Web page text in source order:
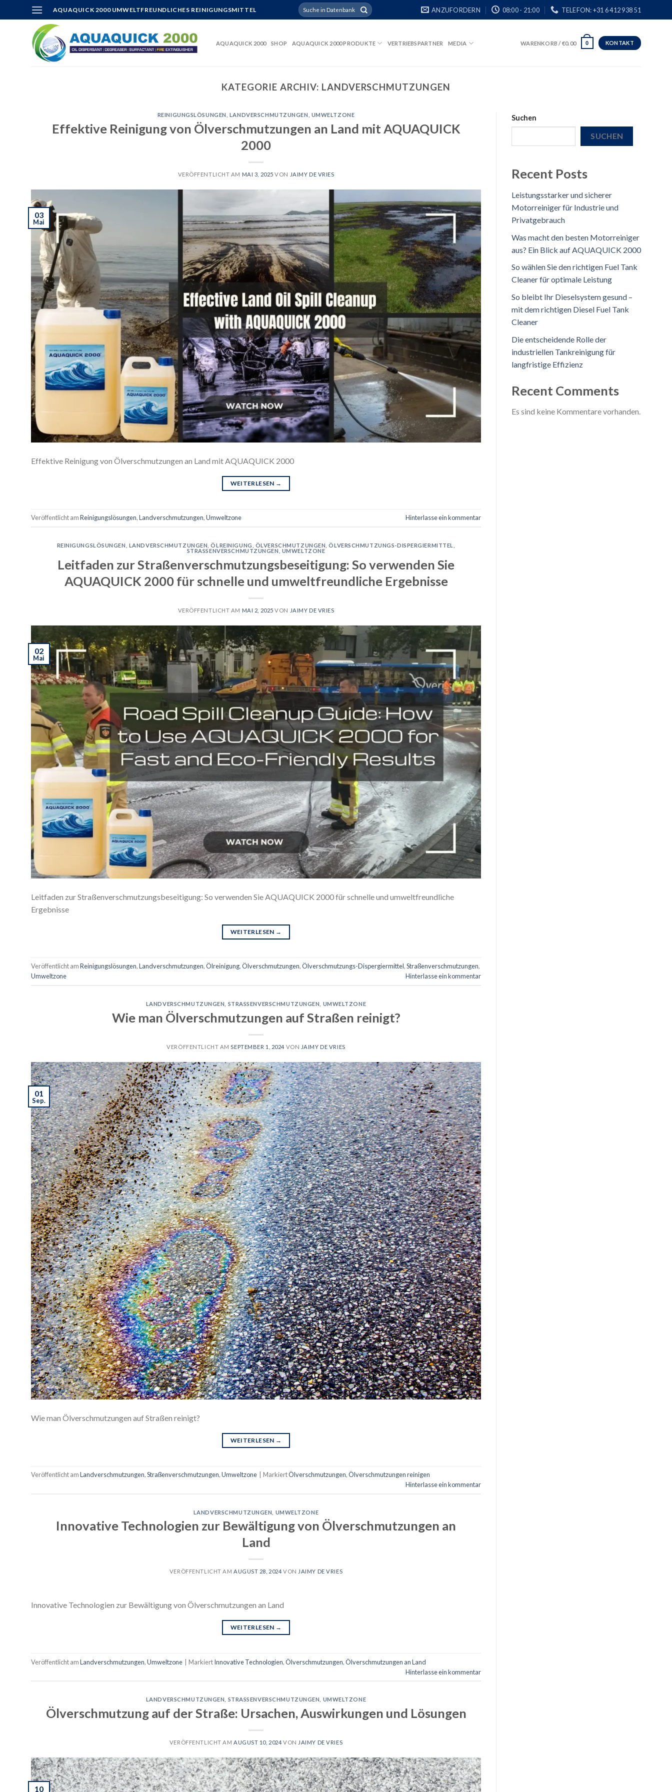
to
AQUAQUICK 2000 UMWELTFREUNDLICHES REINIGUNGSMITTEL
Suchen
nach:
ANZUFORDERN 08:00 - 21:00 TELEFON: +31 6 412 938 51
AQUAQUICK 2000 SHOP AQUAQUICK 2000 PRODUKTE VERTRIEBSPARTNER MEDIA WARENKORB /€0.00 0 KONTAKT
KATEGORIE ARCHIV: LANDVERSCHMUTZUNGEN
REINIGUNGSLÖSUNGEN LANDVERSCHMUTZUNGEN UMWELTZONE
Effektive Reinigung von Ölverschmutzungen an Land mit AQUAQUICK
2000
VERÖFFENTLICHT AM MAI 3, 2025 VON JAIMY DE VRIES
03
Mai
Effektive Reinigung von Ölverschmutzungen an Land mit AQUAQUICK 2000
WEITERLESEN →
Veröffentlicht amReinigungslösungen,Landverschmutzungen,Umweltzone Hinterlasse ein kommentar
REINIGUNGSLÖSUNGEN LANDVERSCHMUTZUNGEN ,ÖLREINIGUNG ÖLVERSCHMUTZUNGEN ,ÖLVERSCHMUTZUNGS-DISPERGIERMITTEL
STRASSENVERSCHMUTZUNGEN
UMWELTZONE
Leitfaden zur Straßenverschmutzungsbeseitigung: So verwenden Sie
AQUAQUICK 2000 für schnelle und umweltfreundliche Ergebnisse
VERÖFFENTLICHT AM MAI 2, 2025 VON JAIMY DE VRIES
02
Mai
Leitfaden zur Straßenverschmutzungsbeseitigung: So verwenden Sie AQUAQUICK 2000 für schnelle und umweltfreundliche
Ergebnisse
WEITERLESEN →
Veröffentlicht amReinigungslösungen,Landverschmutzungen,Ölreinigung,Ölverschmutzungen,Ölverschmutzungs-Dispergiermittel,Straßenverschmutzungen,
Umweltzone
Hinterlasse ein kommentar
LANDVERSCHMUTZUNGEN STRASSENVERSCHMUTZUNGEN UMWELTZONE
Wie man Ölverschmutzungen auf Straßen reinigt?
VERÖFFENTLICHT AM SEPTEMBER 1, 2024 VON JAIMY DE VRIES
01
Sep.
Wie man Ölverschmutzungen auf Straßen reinigt?
WEITERLESEN →
Veröffentlicht amLandverschmutzungen,Straßenverschmutzungen,Umweltzone MarkiertÖlverschmutzungen,Ölverschmutzungen reinigen
Hinterlasse ein kommentar
LANDVERSCHMUTZUNGEN UMWELTZONE
Innovative Technologien zur Bewältigung von Ölverschmutzungen an
Land
VERÖFFENTLICHT AMAUGUST 28, 2024 VON JAIMY DE VRIES
Innovative Technologien zur Bewältigung von Ölverschmutzungen an Land
WEITERLESEN →
Veröffentlicht amLandverschmutzungen,Umweltzone | MarkiertInnovative Technologien,Ölverschmutzungen,Ölverschmutzungen an Land
Hinterlasse ein kommentar
LANDVERSCHMUTZUNGEN STRASSENVERSCHMUTZUNGEN UMWELTZONE
Ölverschmutzung auf der Straße: Ursachen, Auswirkungen und Lösungen
VERÖFFENTLICHT AMAUGUST 10, 2024 VON JAIMY DE VRIES
10
Suchen
SUCHEN
Recent Posts
Leistungsstarker und sicherer
Motorreiniger für Industrie und
Privatgebrauch
Was macht den besten Motorreiniger
aus? Ein Blick auf AQUAQUICK 2000
So wählen Sie den richtigen Fuel Tank
Cleaner für optimale Leistung
So bleibt Ihr Dieselsystem gesund –
mit dem richtigen Diesel Fuel Tank
Cleaner
Die entscheidende Rolle der
industriellen Tankreinigung für
langfristige Effizienz
Recent Comments
Es sind keine Kommentare vorhanden.